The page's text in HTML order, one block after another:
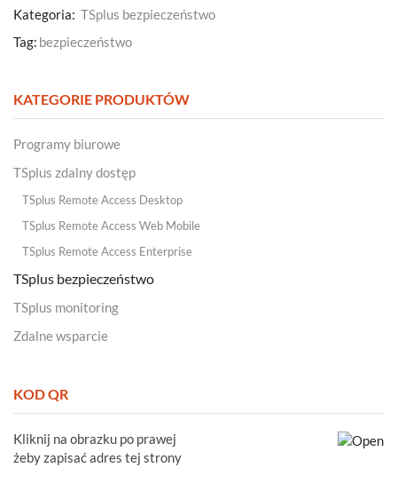
Kategoria: TSplus bezpieczeństwo
Tag: bezpieczeństwo
KATEGORIE PRODUKTÓW
Programy biurowe
TSplus zdalny dostęp
TSplus Remote Access Desktop
TSplus Remote Access Web Mobile
TSplus Remote Access Enterprise
TSplus bezpieczeństwo
TSplus monitoring
Zdalne wsparcie
KOD QR
Kliknij na obrazku po prawej
żeby zapisać adres tej strony